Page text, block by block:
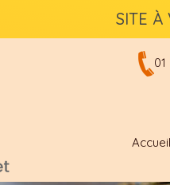
SITE À
01
Accueil